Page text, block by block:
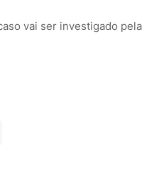
vai ser investigado pela